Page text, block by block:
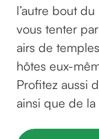
l’autre bout
vous tenter
airs de
hôtes eux-
Profitez aussi
ainsi que de la